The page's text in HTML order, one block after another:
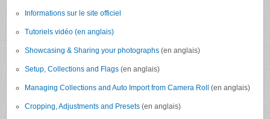
Informations sur le site officiel
Tutoriels vidéo (en anglais)
Showcasing & Sharing your photographs (en anglais)
Setup, Collections and Flags (en anglais)
Managing Collections and Auto Import from Camera Roll (en anglais)
Cropping, Adjustments and Presets (en anglais)